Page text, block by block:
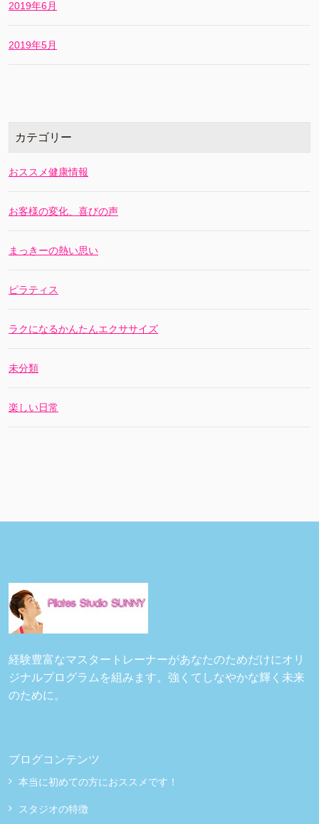
2019年6月
2019年5月
カテゴリー
おススメ健康情報
お客様の変化、喜びの声
まっきーの熱い思い
ピラティス
ラクになるかんたんエクササイズ
未分類
楽しい日常
経験豊富なマスタートレーナーがあなたのためだけにオリ
ジナルプログラムを組みます。強くてしなやかな輝く未来
のために。
ブログコンテンツ
本当に初めての方におススメです！
スタジオの特徴